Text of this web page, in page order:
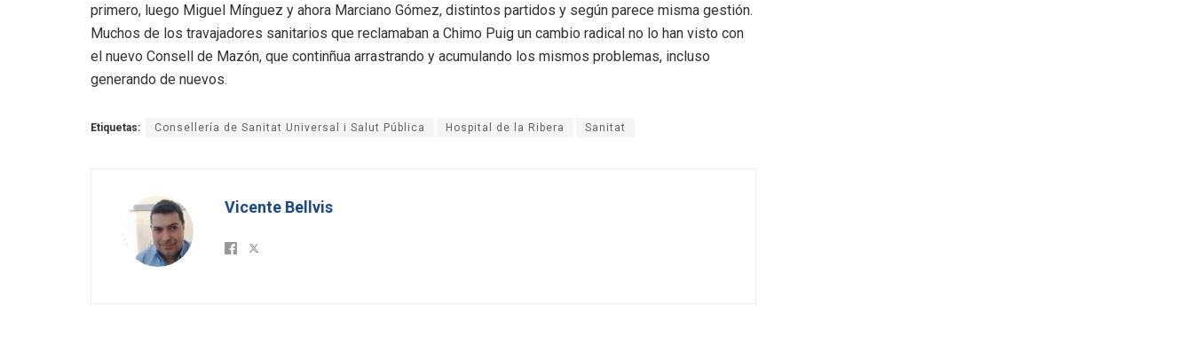
primero, luego Miguel Mínguez y ahora Marciano Gómez, distintos partidos y según parece misma gestión.
Muchos de los travajadores sanitarios que reclamaban a Chimo Puig un cambio radical no lo han visto con
el nuevo Consell de Mazón, que continñua arrastrando y acumulando los mismos problemas, incluso
generando de nuevos.
Etiquetas: Consellería de Sanitat Universal i Salut Pública Hospital de la Ribera Sanitat
Vicente Bellvis